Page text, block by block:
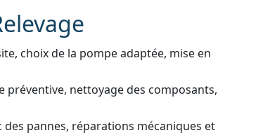
choix de la pompe adaptée, mise en
préventive, nettoyage des composants,
des pannes, réparations mécaniques et